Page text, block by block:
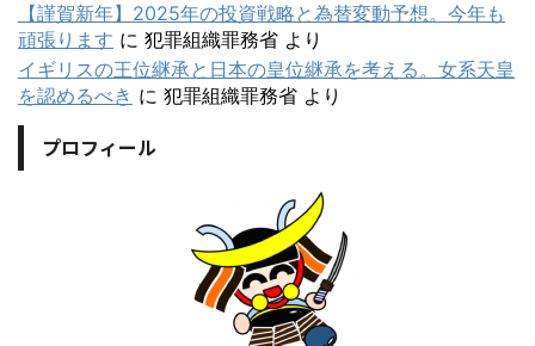
【謹賀新年】2025年の投資戦略と為替変動予想。今年も
頑張ります に 犯罪組織罪務省 より
イギリスの王位継承と日本の皇位継承を考える。女系天皇
を認めるべき に 犯罪組織罪務省 より
プロフィール